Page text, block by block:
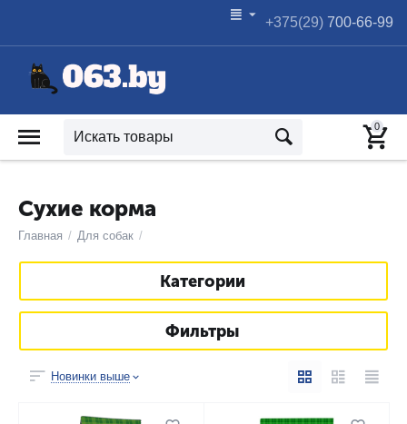
+375(29)700-66-99
0
Сухие корма
Главная / Для собак /
Категории
Фильтры
Новинки выше